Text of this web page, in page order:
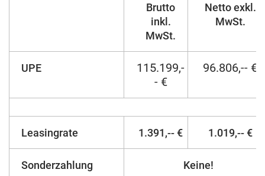
Brutto
inkl.
MwSt.
Netto exkl.
MwSt.
UPE
115.199,-
- €
96.806,-- €
Leasingrate 1.391,-- € 1.019,-- €
Sonderzahlung Keine!